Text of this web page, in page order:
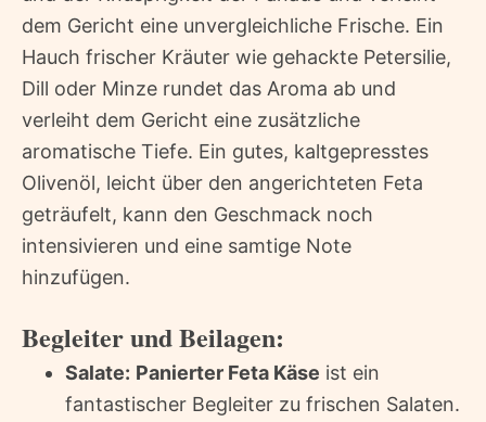
dem Gericht eine unvergleichliche Frische. Ein
Hauch frischer Kräuter wie gehackte Petersilie,
Dill oder Minze rundet das Aroma ab und
verleiht dem Gericht eine zusätzliche
aromatische Tiefe. Ein gutes, kaltgepresstes
Olivenöl, leicht über den angerichteten Feta
geträufelt, kann den Geschmack noch
intensivieren und eine samtige Note
hinzufügen.
Begleiter und Beilagen:
Salate: Panierter Feta Käse ist ein
fantastischer Begleiter zu frischen Salaten.